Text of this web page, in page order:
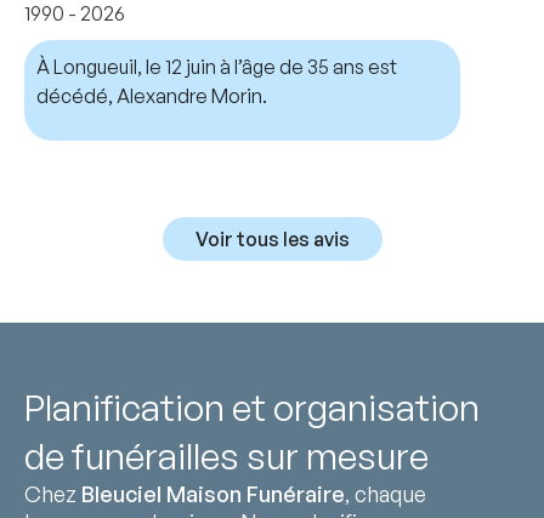
1990 - 2026
À Longueuil, le 12 juin à l’âge de 35 ans est
décédé, Alexandre Morin.
Voir tous les avis
Planification et organisation
de funérailles sur mesure
Chez Bleuciel Maison Funéraire, chaque